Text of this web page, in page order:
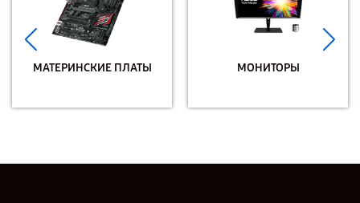
МАТЕРИНСКИЕ ПЛАТЫ МОНИТОРЫ